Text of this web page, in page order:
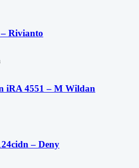
Rivianto
iRA 4551 – M Wildan
– Deny